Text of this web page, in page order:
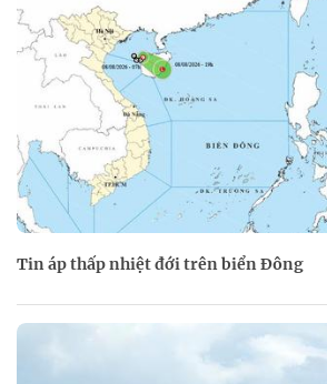
Tin áp thấp nhiệt đới trên biển Đông